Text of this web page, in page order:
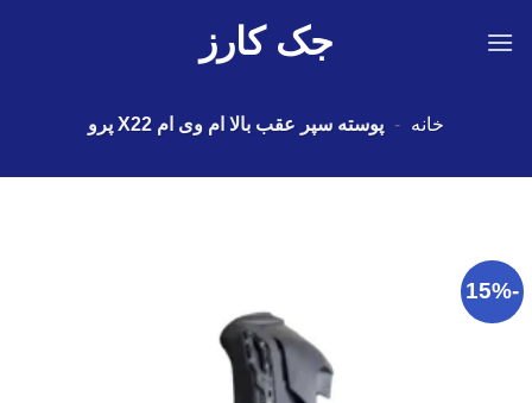
جک کارز
خانه - پوسته سپر عقب بالا ام وی ام X22 پرو
-15%